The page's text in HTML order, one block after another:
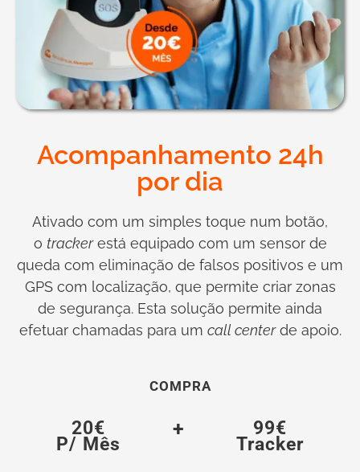
Acompanhamento 24h
por dia
Ativado com um simples toque num botão,
o trackerestá equipado com um sensor de
queda com eliminação de falsos positivos e um
GPS com localização, que permite criar zonas
de segurança. Esta solução permite ainda
efetuar chamadas para um call centerde apoio.
COMPRA
20€
P/ Mês
+ 99€
Tracker